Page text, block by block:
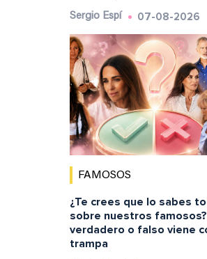
Sergio Espí 07-08-2026
FAMOSOS
¿Te crees que lo sabes
sobre nuestros
verdadero o falso viene
trampa